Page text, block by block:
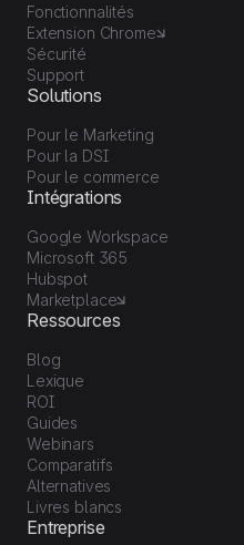
Fonctionnalités
Extension Chrome
Sécurité
Support
Solutions
Pour le Marketing
Pour la DSI
Pour le commerce
Intégrations
Google Workspace
Microsoft 365
Hubspot
Marketplace
Ressources
Blog
Lexique
ROI
Guides
Webinars
Comparatifs
Alternatives
Livres blancs
Entreprise